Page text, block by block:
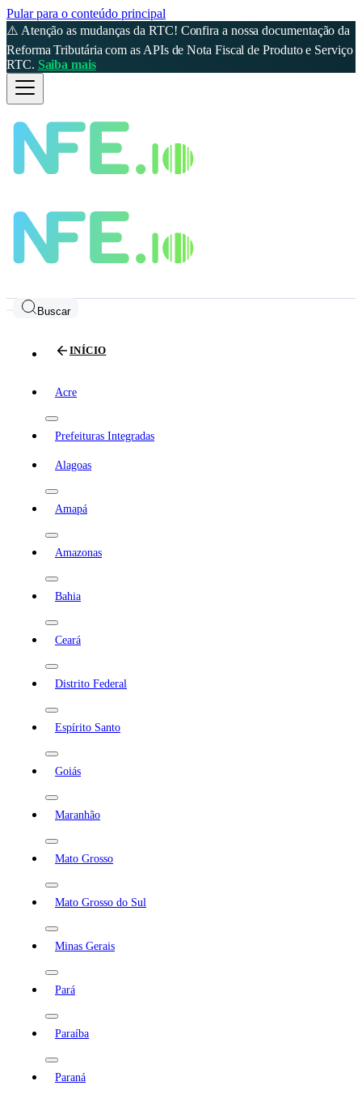
Pular para o conteúdo principal
⚠️ Atenção as mudanças da RTC! Confira a nossa documentação da
Reforma Tributária com as APIs de Nota Fiscal de Produto e Serviço
RTC. Saiba mais
Buscar
INÍCIO
Acre
Prefeituras Integradas
Alagoas
Amapá
Amazonas
Bahia
Ceará
Distrito Federal
Espírito Santo
Goiás
Maranhão
Mato Grosso
Mato Grosso do Sul
Minas Gerais
Pará
Paraíba
Paraná